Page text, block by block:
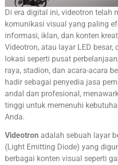
Di era digital ini, videotron telah
komunikasi visual yang paling
informasi, iklan, dan konten
Videotron, atau layar LED besar,
lokasi seperti pusat
raya, stadion, dan acara-acara
hadir sebagai penyedia jasa
andal dan profesional,
tinggi untuk memenuhi
Anda.
Videotron adalah sebuah layar
(Light Emitting Diode) yang
berbagai konten visual seperti